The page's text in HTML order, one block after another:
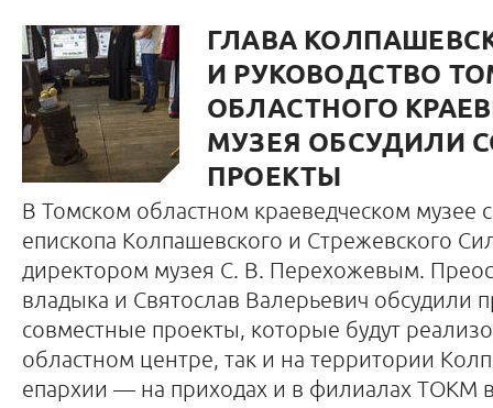
ГЛАВА
И РУКОВОДСТВО
ОБЛАСТНОГО
МУЗЕЯ ОБСУДИЛИ
ПРОЕКТЫ
В Томском областном краеведческом музее
епископа Колпашевского и Стрежевского
директором музея С. В. Перехожевым.
владыка и Святослав Валерьевич обсудили
совместные проекты, которые будут
областном центре, так и на территории
епархии — на приходах и в филиалах ТОКМ